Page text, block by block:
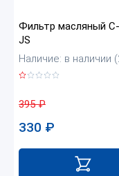
Фильтр масляный
JS
Наличие: в наличии
395₽
330 ₽